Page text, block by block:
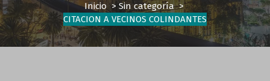
Inicio>Sin categoría>
CITACION A VECINOS COLINDANTES